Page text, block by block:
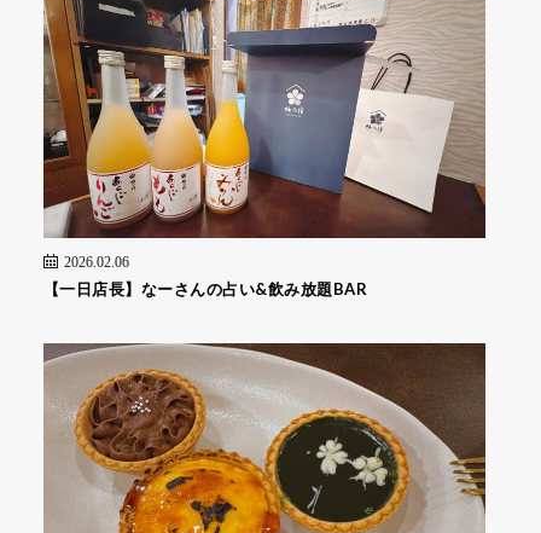
2026.02.06
【一日店長】なーさんの占い&飲み放題BAR